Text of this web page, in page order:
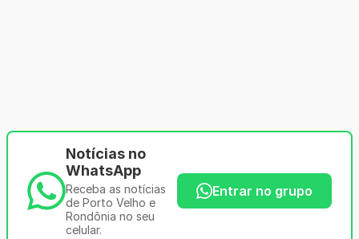
Notícias no
WhatsApp
Receba as notícias
de Porto Velho e
Rondônia no seu
celular.
Entrar no grupo